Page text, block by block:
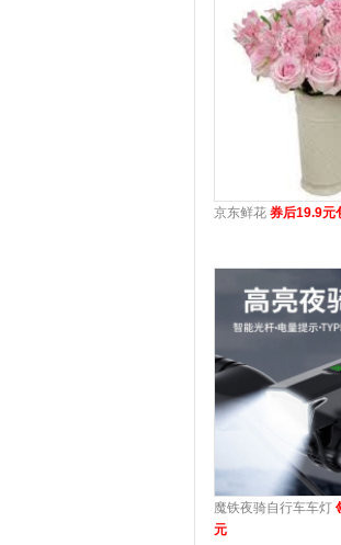
京东鲜花 券后19.9元
魔铁夜骑自行车车灯
元